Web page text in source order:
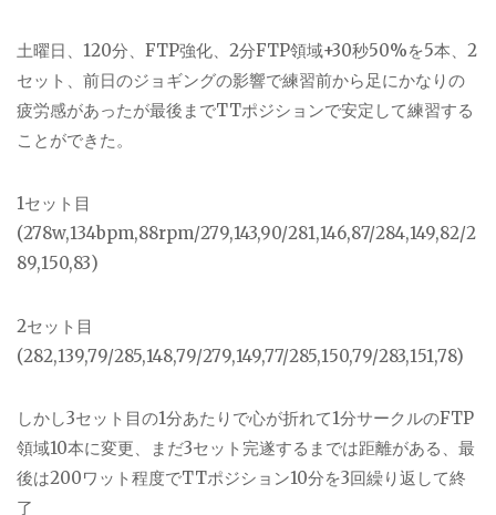
土曜日、120分、FTP強化、2分FTP領域+30秒50%を5本、2
セット、前日のジョギングの影響で練習前から足にかなりの
疲労感があったが最後までTTポジションで安定して練習する
ことができた。
1セット目
(278w,134bpm,88rpm/279,143,90/281,146,87/284,149,82/2
89,150,83)
2セット目
(282,139,79/285,148,79/279,149,77/285,150,79/283,151,78)
しかし3セット目の1分あたりで心が折れて1分サークルのFTP
領域10本に変更、まだ3セット完遂するまでは距離がある、最
後は200ワット程度でTTポジション10分を3回繰り返して終
了